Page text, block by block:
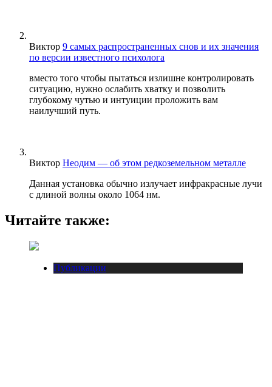
Виктор 9 самых распространенных снов и их значения
по версии известного психолога
вместо того чтобы пытаться излишне контролировать
ситуацию, нужно ослабить хватку и позволить
глубокому чутью и интуиции проложить вам
наилучший путь.
Виктор Неодим — об этом редкоземельном металле
Данная установка обычно излучает инфракрасные лучи
с длиной волны около 1064 нм.
Читайте также:
Публикации